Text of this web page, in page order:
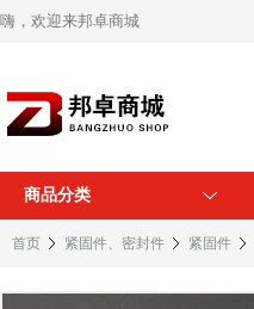
嗨，欢迎来邦卓商城
商品分类
首页 紧固件、密封件 紧固件